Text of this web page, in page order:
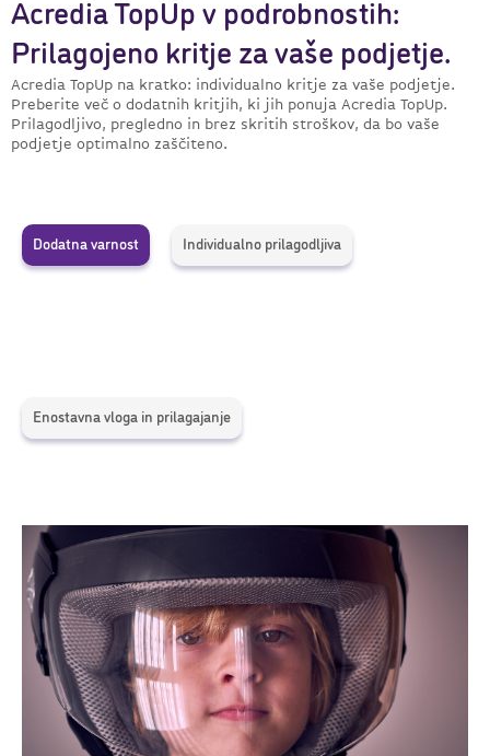
Acredia TopUp v podrobnostih:
Prilagojeno kritje za vaše podjetje.
Acredia TopUp na kratko: individualno kritje za vaše podjetje.
Preberite več o dodatnih kritjih, ki jih ponuja Acredia TopUp.
Prilagodljivo, pregledno in brez skritih stroškov, da bo vaše
podjetje optimalno zaščiteno.
Dodatna varnost Individualno prilagodljiva
Enostavna vloga in prilagajanje